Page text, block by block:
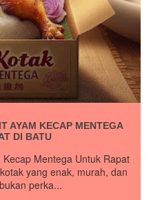
AYAM KECAP MENTEGA
DI BATU
Mentega Untuk Rapat
yang enak, murah, dan
perka...